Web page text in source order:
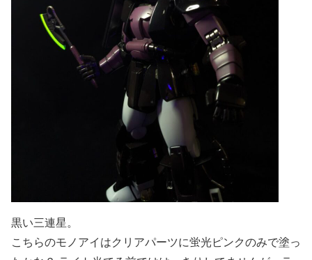
黒い三連星。
こちらのモノアイはクリアパーツに蛍光ピンクのみで塗っ